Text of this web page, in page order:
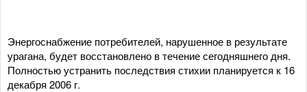
Энергоснабжение потребителей, нарушенное в результате
урагана, будет восстановлено в течение сегодняшнего дня.
Полностью устранить последствия стихии планируется к 16
декабря 2006 г.